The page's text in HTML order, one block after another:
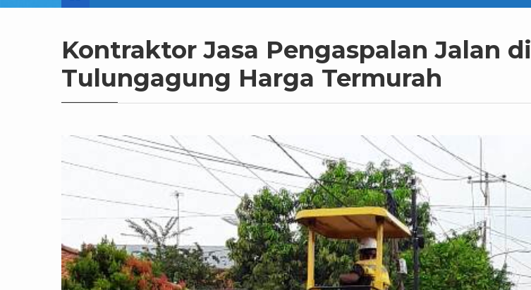
Kontraktor Jasa Pengaspalan Jalan di
Tulungagung Harga Termurah